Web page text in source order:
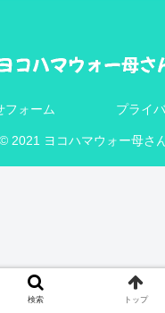
フォーム プライ
© 2021 ヨコハマウォー母さ
検索 トップ